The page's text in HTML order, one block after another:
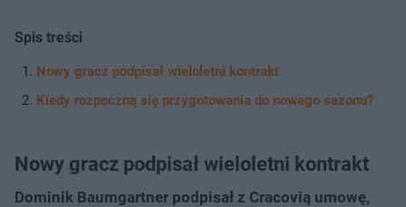
Spis treści
Nowy gracz podpisał wieloletni kontrakt
Kiedy rozpoczną się przygotowania do nowego sezonu?
Nowy gracz podpisał wieloletni kontrakt
Dominik Baumgartner podpisał z Cracovią umowę,